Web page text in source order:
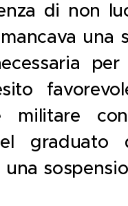
di non
una
militare